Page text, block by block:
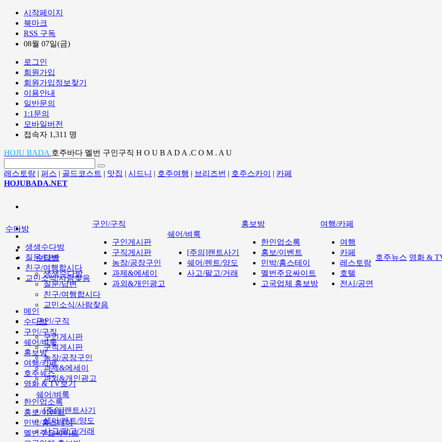
시작페이지
북마크
RSS 구독
08월 07일(금)
로그인
회원가입
회원가입정보찾기
이용안내
일반문의
1:1문의
모바일버전
접속자 1,311 명
HOJU BADA 호주바다 멜번 구인구직 H O U B A D A .C O M . A U
레스토랑 | 퍼스 | 골드코스트 | 맛집 | 시드니 | 호주여행 | 브리즈번 | 호주스카이 | 카페
HOJUBADA.NET
수다방
생생수다방
질문/답변
친구/여행합시다
교민소식/사람찾음
구인/구직
구인게시판
구직게시판
농장/공장구인
과제&에세이
과외&개인광고
쉐어/벼룩
[주의]랜트사기
쉐어/렌트/양도
사고/팔고/거래
수다방
생생수다방
질문/답변
친구/여행합시다
교민소식/사람찾음
구인/구직
구인게시판
구직게시판
농장/공장구인
과제&에세이
과외&개인광고
쉐어/벼룩
[주의]랜트사기
쉐어/렌트/양도
사고/팔고/거래
홍보방
한인업소록
홍보/이벤트
민박/홈스테이
멜번주요싸이트
고국업체 홍보방
여행/카페
여행
카페
레스토랑
호텔
전시/공연
호주뉴스 영화 &
메인
수다방
구인/구직
쉐어/벼룩
홍보방
여행/카페
호주뉴스
영화 & TV보기
한인업소록
홍보/이벤트
민박/홈스테이
멜번주요싸이트